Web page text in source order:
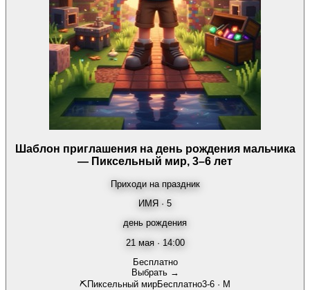
Шаблон приглашения на день рождения мальчика
— Пиксельный мир, 3–6 лет
Приходи на праздник
ИМЯ · 5
день рождения
21 мая · 14:00
Бесплатно
Выбрать →
⛏️Пиксельный мирБесплатно3-6 · М